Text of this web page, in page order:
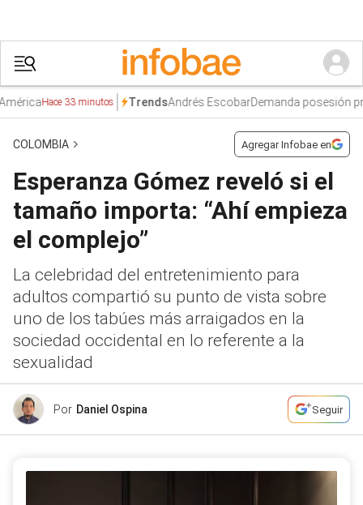
Hace 33 minutos TrendsAndrés EscobarDemanda posesión
COLOMBIA Agregar Infobae en
Esperanza Gómez reveló si el
tamaño importa: “Ahí empieza
el complejo”
La celebridad del entretenimiento para
adultos compartió su punto de vista sobre
uno de los tabúes más arraigados en la
sociedad occidental en lo referente a la
sexualidad
Por Daniel Ospina Seguir